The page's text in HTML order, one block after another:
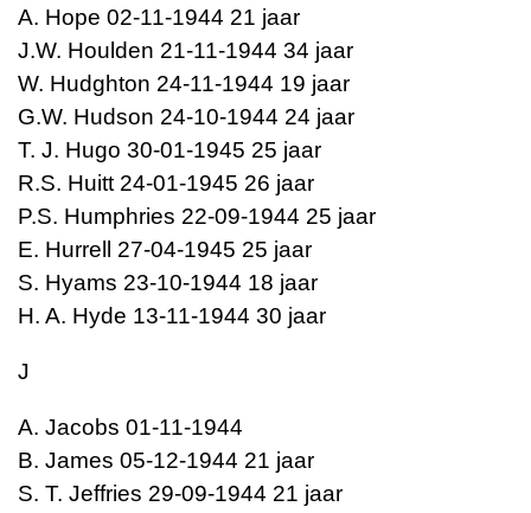
A. Hope 02-11-1944 21 jaar
J.W. Houlden 21-11-1944 34 jaar
W. Hudghton 24-11-1944 19 jaar
G.W. Hudson 24-10-1944 24 jaar
T. J. Hugo 30-01-1945 25 jaar
R.S. Huitt 24-01-1945 26 jaar
P.S. Humphries 22-09-1944 25 jaar
E. Hurrell 27-04-1945 25 jaar
S. Hyams 23-10-1944 18 jaar
H. A. Hyde 13-11-1944 30 jaar
J
A. Jacobs 01-11-1944
B. James 05-12-1944 21 jaar
S. T. Jeffries 29-09-1944 21 jaar